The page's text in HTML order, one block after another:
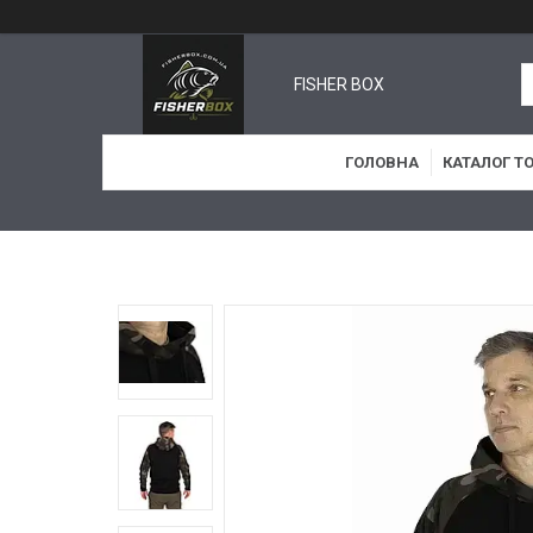
FISHER BOX
ГОЛОВНА КАТАЛОГ